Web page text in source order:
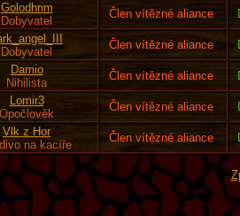
Golodhrim
Dobyvatel
Člen vítězné aliance
Dobyvatel
Člen vítězné aliance
Damio
Nihilista
Člen vítězné aliance
Lomir3
Opočlověk
Člen vítězné aliance
Vlk z Hor
na kacíře
Člen vítězné aliance